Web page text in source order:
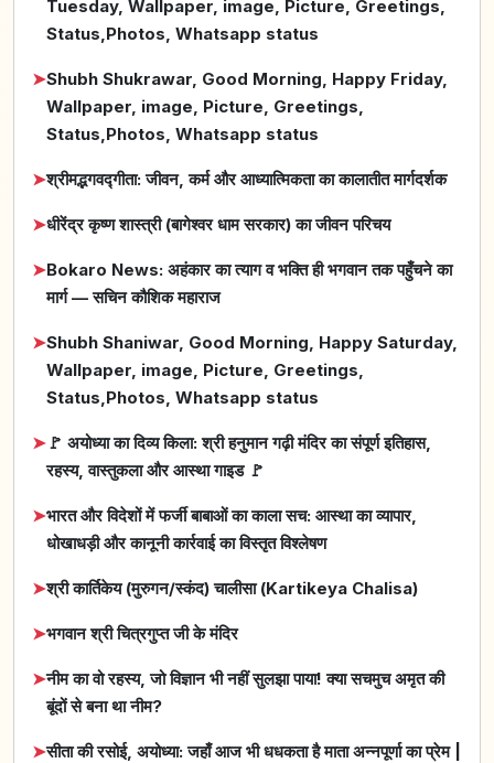
Tuesday, Wallpaper, image, Picture, Greetings,
Status,Photos, Whatsapp status
➤Shubh Shukrawar, Good Morning, Happy Friday,
Wallpaper, image, Picture, Greetings,
Status,Photos, Whatsapp status
➤श्रीमद्भगवद्गीता: जीवन, कर्म और आध्यात्मिकता का कालातीत मार्गदर्शक
➤धीरेंद्र कृष्ण शास्त्री (बागेश्वर धाम सरकार) का जीवन परिचय
➤Bokaro News: अहंकार का त्याग व भक्ति ही भगवान तक पहुँचने का
मार्ग — सचिन कौशिक महाराज
➤Shubh Shaniwar, Good Morning, Happy Saturday,
Wallpaper, image, Picture, Greetings,
Status,Photos, Whatsapp status
➤🚩 अयोध्या का दिव्य किला: श्री हनुमान गढ़ी मंदिर का संपूर्ण इतिहास,
रहस्य, वास्तुकला और आस्था गाइड 🚩
➤भारत और विदेशों में फर्जी बाबाओं का काला सच: आस्था का व्यापार,
धोखाधड़ी और कानूनी कार्रवाई का विस्तृत विश्लेषण
➤श्री कार्तिकेय (मुरुगन/स्कंद) चालीसा (Kartikeya Chalisa)
➤भगवान श्री चित्रगुप्त जी के मंदिर
➤नीम का वो रहस्य, जो विज्ञान भी नहीं सुलझा पाया! क्या सचमुच अमृत की
बूंदों से बना था नीम?
➤सीता की रसोई, अयोध्या: जहाँ आज भी धधकता है माता अन्नपूर्णा का प्रेम |